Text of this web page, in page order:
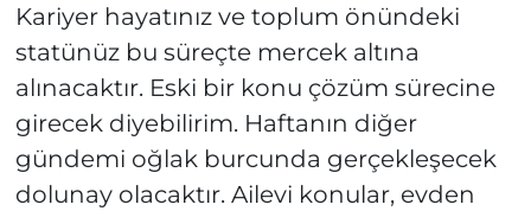
Kariyer hayatınız ve toplum önündeki
statünüz bu süreçte mercek altına
alınacaktır. Eski bir konu çözüm sürecine
girecek diyebilirim. Haftanın diğer
gündemi oğlak burcunda gerçekleşecek
dolunay olacaktır. Ailevi konular, evden